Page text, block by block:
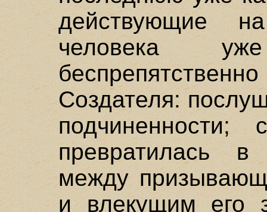
действующие
человека
Создателя:
подчиненности;
превратилась
между
и влекущим его